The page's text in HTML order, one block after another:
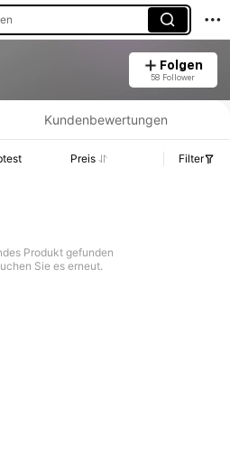
Folgen
58 Follower
Verkaufs- und Lagerbestandsdetails.
Kundenbewertungen
Preis Filter
Produkt gefunden
Sie es erneut.